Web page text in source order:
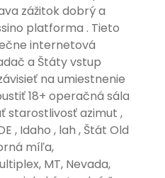
zážitok dobrý a
platforma . Tieto
internetová
a Štáty vstup
na umiestnenie
18+ operačná sála
starostlivosť azimut ,
, Idaho , lah , Štát Old
míľa,
MT, Nevada,